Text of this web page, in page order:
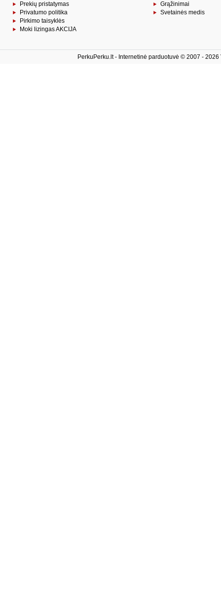
Prekių pristatymas
Privatumo politika
Pirkimo taisyklės
Moki lizingas AKCIJA
Grąžinimai
Svetainės medis
PerkuPerku.lt - Internetinė parduotuvė © 2007 -